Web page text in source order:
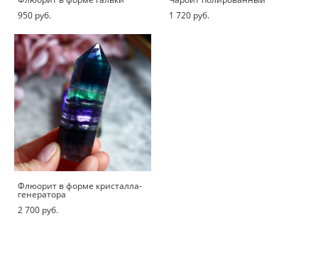
950 pуб.
1 720 pуб.
Флюорит в форме кристалла-
генератора
2 700 pуб.